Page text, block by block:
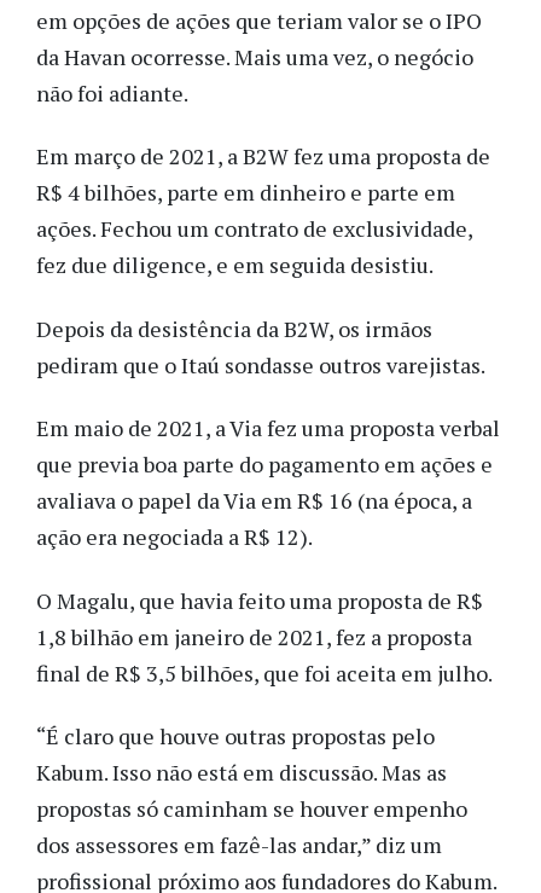
em opções de ações que teriam valor se o IPO
da Havan ocorresse. Mais uma vez, o negócio
não foi adiante.
Em março de 2021, a B2W fez uma proposta de
R$ 4 bilhões, parte em dinheiro e parte em
ações. Fechou um contrato de exclusividade,
fez due diligence, e em seguida desistiu.
Depois da desistência da B2W, os irmãos
pediram que o Itaú sondasse outros varejistas.
Em maio de 2021, a Via fez uma proposta verbal
que previa boa parte do pagamento em ações e
avaliava o papel da Via em R$ 16 (na época, a
ação era negociada a R$ 12).
O Magalu, que havia feito uma proposta de R$
1,8 bilhão em janeiro de 2021, fez a proposta
final de R$ 3,5 bilhões, que foi aceita em julho.
“É claro que houve outras propostas pelo
Kabum. Isso não está em discussão. Mas as
propostas só caminham se houver empenho
dos assessores em fazê-las andar,” diz um
profissional próximo aos fundadores do Kabum.